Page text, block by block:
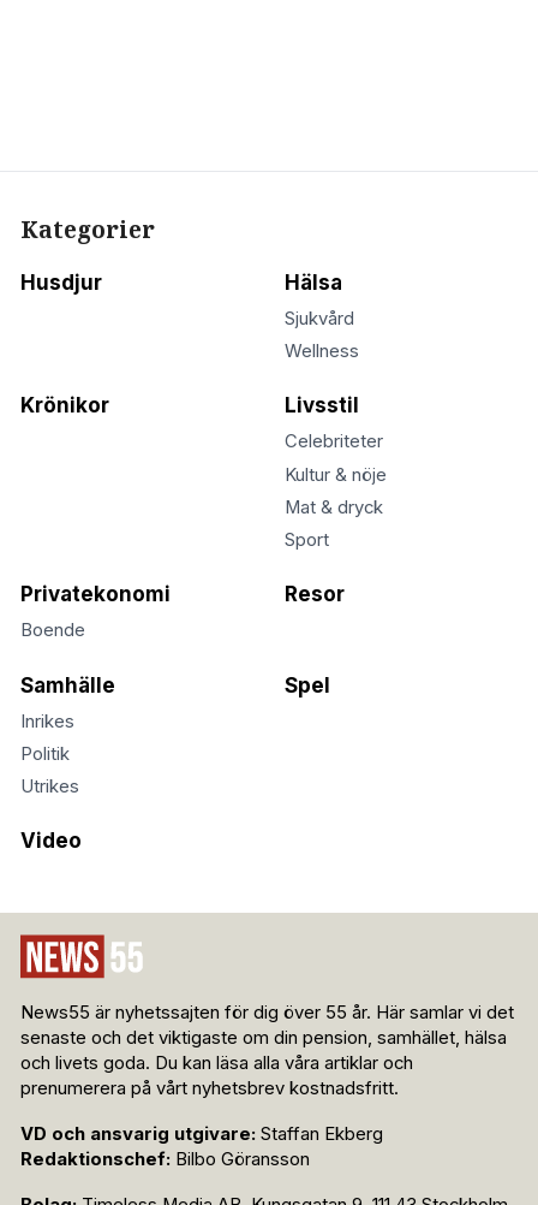
Kategorier
Husdjur Hälsa
Sjukvård
Wellness
Krönikor Livsstil
Celebriteter
Kultur & nöje
Mat & dryck
Sport
Privatekonomi
Boende
Resor
Samhälle
Inrikes
Politik
Utrikes
Spel
Video
News55 är nyhetssajten för dig över 55 år. Här samlar vi det
senaste och det viktigaste om din pension, samhället, hälsa
och livets goda. Du kan läsa alla våra artiklar och
prenumerera på vårt nyhetsbrev kostnadsfritt.
VD och ansvarig utgivare: Staffan Ekberg
Redaktionschef: Bilbo Göransson